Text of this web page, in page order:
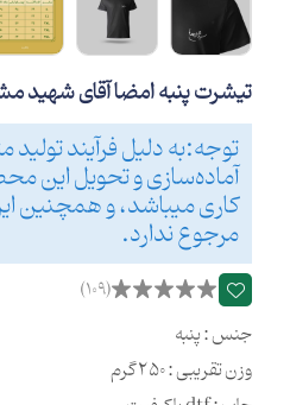
تیشرت پنبه امضا آقای شهید
توجه:به دلیل فرآیند تولید
کاری میباشد، و همچنین
مرجوع ندارد.
(109)
جنس : پنبه
وزن تقریبی : 250 گرم